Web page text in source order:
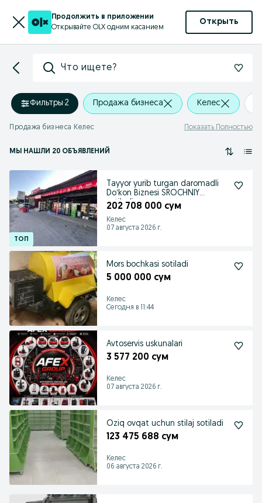
Продолжить в приложении
Открывайте OLX одним касанием
Открыть
Что ищете?
Фильтры·2 Продажа бизнеса Келес
Продажа бизнеса Келес Показать Полностью
МЫ НАШЛИ 20 ОБЪЯВЛЕНИЙ
Tayyor yurib turgan daromadli
Doʻkon Biznesi SROCHNIY
sotiladi
202 708 000 сум
Келес
07 августа 2026 г.
Mors bochkasi sotiladi
5 000 000 сум
Келес
Сегодня в 11:44
Avtoservis uskunalari
3 577 200 сум
Келес
07 августа 2026 г.
Oziq ovqat uchun stilaj sotiladi
123 475 688 сум
Келес
06 августа 2026 г.